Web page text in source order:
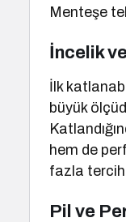
Menteşe
İncelik
İlk
büyük
hem de
fazla tercih
Pil ve